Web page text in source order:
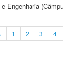
Engenharia
1 2 3 4